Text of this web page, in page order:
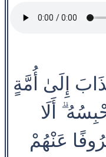
إِلَىٰ أُمَّةٍ
أَلَا
عَنْهُمْ